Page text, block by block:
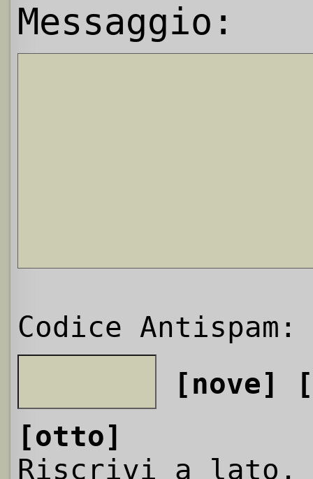
Messaggio:
Codice Antispam:
[nove]
[otto]
Riscrivi a